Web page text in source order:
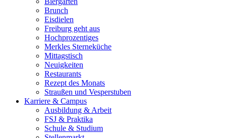
Brunch
Eisdielen
Freiburg geht aus
Hochprozentiges
Merkles Sterneküche
Mittagstisch
Neuigkeiten
Restaurants
Rezept des Monats
Straußen und Vesperstuben
Karriere & Campus
Ausbildung & Arbeit
FSJ & Praktika
Schule & Studium